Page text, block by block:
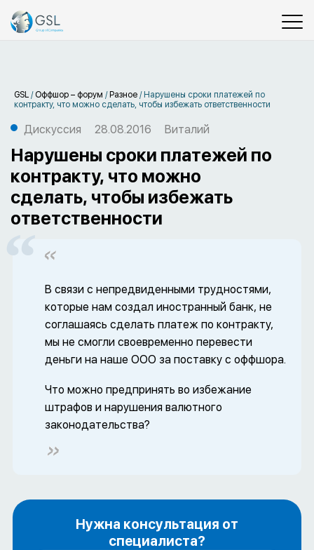
GSL / Оффшор – форум / Разное / Нарушены сроки платежей по
контракту, что можно сделать, чтобы избежать ответственности
Дискуссия 28.08.2016 Виталий
Нарушены сроки платежей по
контракту, что можно
сделать, чтобы избежать
ответственности
В связи с непредвиденными трудностями,
которые нам создал иностранный банк, не
соглашаясь сделать платеж по контракту,
мы не смогли своевременно перевести
деньги на наше ООО за поставку с оффшора.
Что можно предпринять во избежание
штрафов и нарушения валютного
законодательства?
Нужна консультация от
специалиста?